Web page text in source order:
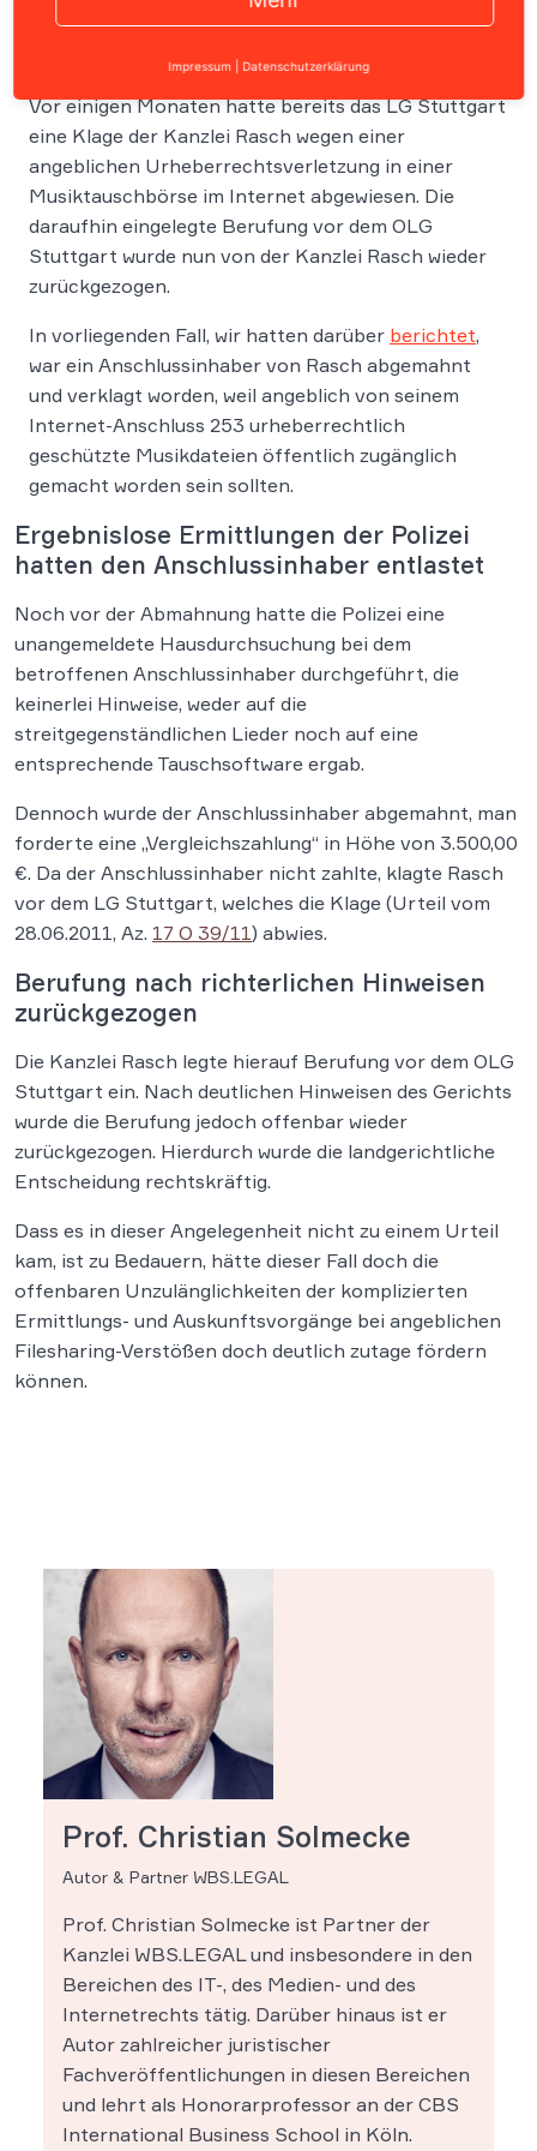
Vor einigen Monaten hatte bereits das LG Stuttgart
eine Klage der Kanzlei Rasch wegen einer
angeblichen Urheberrechtsverletzung in einer
Musiktauschbörse im Internet abgewiesen. Die
daraufhin eingelegte Berufung vor dem OLG
Stuttgart wurde nun von der Kanzlei Rasch wieder
zurückgezogen.
In vorliegenden Fall, wir hatten darüber berichtet,
war ein Anschlussinhaber von Rasch abgemahnt
und verklagt worden, weil angeblich von seinem
Internet-Anschluss 253 urheberrechtlich
geschützte Musikdateien öffentlich zugänglich
gemacht worden sein sollten.
Ergebnislose Ermittlungen der Polizei
hatten den Anschlussinhaber entlastet
Noch vor der Abmahnung hatte die Polizei eine
unangemeldete Hausdurchsuchung bei dem
betroffenen Anschlussinhaber durchgeführt, die
keinerlei Hinweise, weder auf die
streitgegenständlichen Lieder noch auf eine
entsprechende Tauschsoftware ergab.
Dennoch wurde der Anschlussinhaber abgemahnt, man
forderte eine „Vergleichszahlung“ in Höhe von 3.500,00
€. Da der Anschlussinhaber nicht zahlte, klagte Rasch
vor dem LG Stuttgart, welches die Klage (Urteil vom
28.06.2011, Az. 17 O 39/11) abwies.
Berufung nach richterlichen Hinweisen
zurückgezogen
Die Kanzlei Rasch legte hierauf Berufung vor dem OLG
Stuttgart ein. Nach deutlichen Hinweisen des Gerichts
wurde die Berufung jedoch offenbar wieder
zurückgezogen. Hierdurch wurde die landgerichtliche
Entscheidung rechtskräftig.
Dass es in dieser Angelegenheit nicht zu einem Urteil
kam, ist zu Bedauern, hätte dieser Fall doch die
offenbaren Unzulänglichkeiten der komplizierten
Ermittlungs- und Auskunftsvorgänge bei angeblichen
Filesharing-Verstößen doch deutlich zutage fördern
können.
Prof. Christian Solmecke
Autor & Partner WBS.LEGAL
Prof. Christian Solmecke ist Partner der
Kanzlei WBS.LEGAL und insbesondere in den
Bereichen des IT-, des Medien- und des
Internetrechts tätig. Darüber hinaus ist er
Autor zahlreicher juristischer
Fachveröffentlichungen in diesen Bereichen
und lehrt als Honorarprofessor an der CBS
International Business School in Köln.
Impressum Datenschutzerklärung